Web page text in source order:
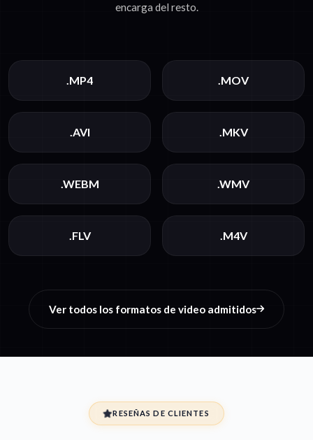
encarga del resto.
.MP4 .MOV
.AVI .MKV
.WEBM .WMV
.FLV .M4V
Ver todos los formatos de video admitidos
RESEÑAS DE CLIENTES